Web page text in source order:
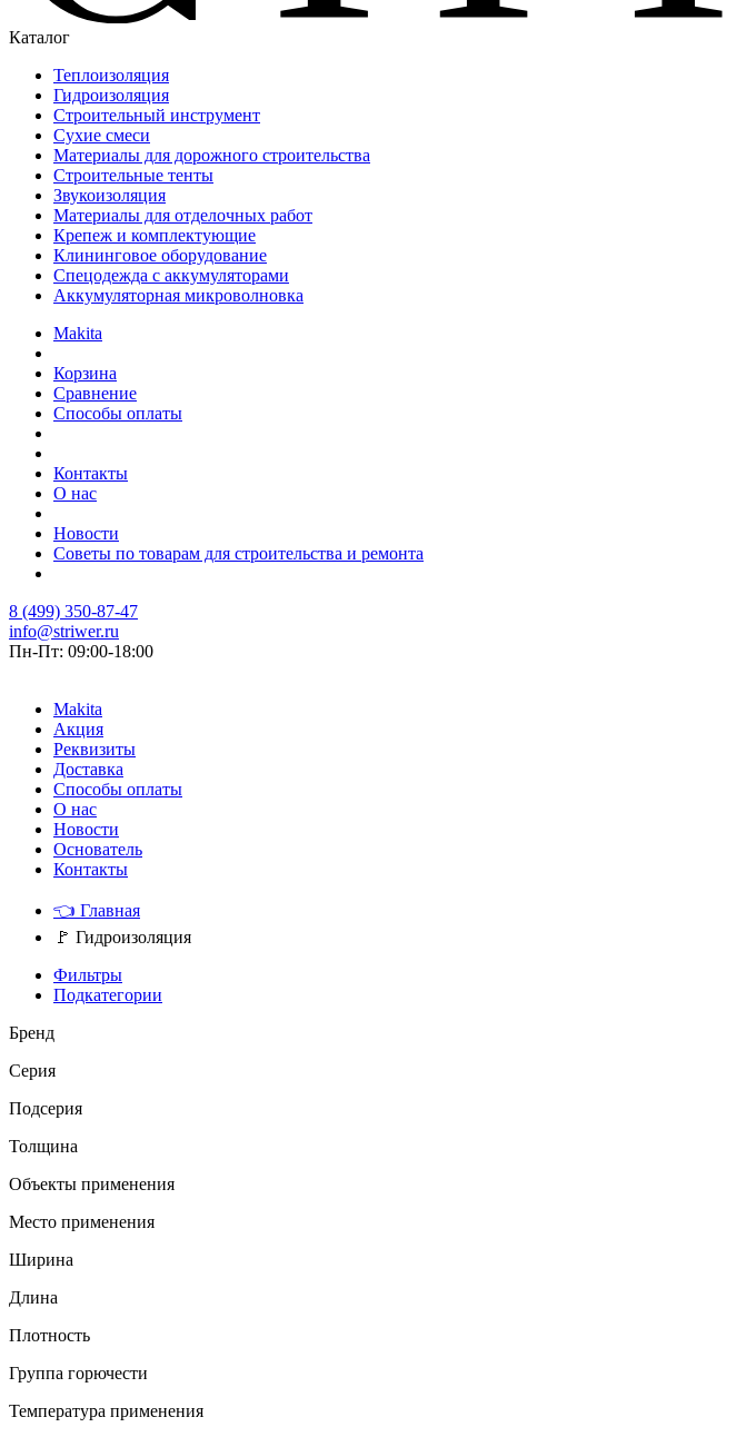
Каталог
Теплоизоляция
Гидроизоляция
Строительный инструмент
Сухие смеси
Материалы для дорожного строительства
Строительные тенты
Звукоизоляция
Материалы для отделочных работ
Крепеж и комплектующие
Клининговое оборудование
Спецодежда с аккумуляторами
Аккумуляторная микроволновка
Makita
Корзина
Сравнение
Способы оплаты
Контакты
О нас
Новости
Советы по товарам для строительства и ремонта
8 (499) 350-87-47
info@striwer.ru
Пн-Пт: 09:00-18:00
Makita
Акция
Реквизиты
Доставка
Способы оплаты
О нас
Новости
Основатель
Контакты
👈 Главная
🚩 Гидроизоляция
Фильтры
Подкатегории
Бренд
Серия
Подсерия
Толщина
Объекты применения
Место применения
Ширина
Длина
Плотность
Группа горючести
Температура применения